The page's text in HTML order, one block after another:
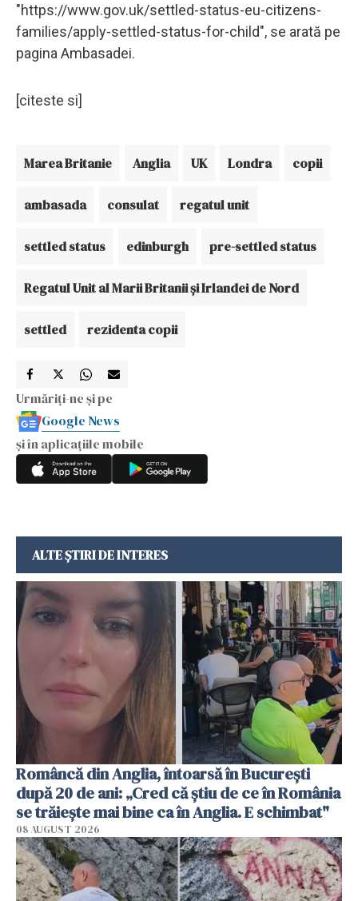
"https://www.gov.uk/settled-status-eu-citizens-
families/apply-settled-status-for-child", se arată pe
pagina Ambasadei.
[citeste si]
Marea Britanie Anglia UK Londra copii
ambasada consulat regatul unit
settled status edinburgh pre-settled status
Regatul Unit al Marii Britanii și Irlandei de Nord
settled rezidenta copii
Urmăriți-ne și pe
Google News
și în aplicațiile mobile
ALTE ȘTIRI DE INTERES
Româncă din Anglia, întoarsă în București
după 20 de ani: „Cred că știu de ce în România
se trăiește mai bine ca în Anglia. E schimbat"
08 AUGUST 2026